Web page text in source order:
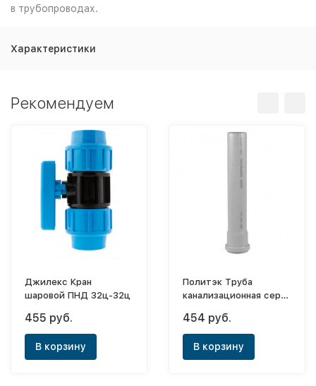
в трубопроводах.
Характеристики
Рекомендуем
Джилекс Кран
шаровой ПНД 32ц-32ц
455 руб.
В корзину
Политэк Труба
канализационная серая
454 руб.
В корзину